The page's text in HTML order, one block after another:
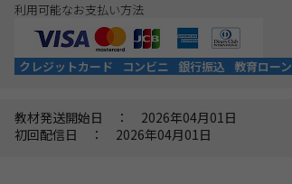
利用可能なお支払い方法
クレジットカード コンビニ 銀行振込 教育ローン
教材発送開始日 ： 2026年04月01日
初回配信日 ： 2026年04月01日